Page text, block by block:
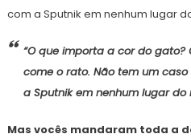
com a Sputnik em nenhum lugar
“O que importa a cor do
come o rato. Não tem um
a Sputnik em nenhum lugar do
Mas vocês mandaram toda a